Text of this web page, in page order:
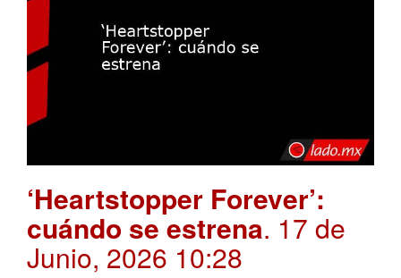
‘Heartstopper Forever’:
cuándo se estrena. 17 de
Junio, 2026 10:28